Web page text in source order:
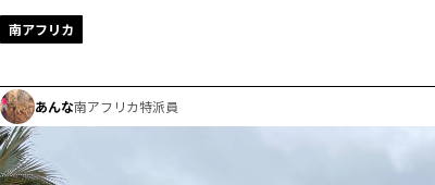
南アフリカ
あんな南アフリカ特派員